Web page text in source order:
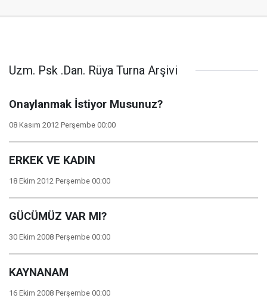
Uzm. Psk .Dan. Rüya Turna Arşivi
Onaylanmak İstiyor Musunuz?
08 Kasım 2012 Perşembe 00:00
ERKEK VE KADIN
18 Ekim 2012 Perşembe 00:00
GÜCÜMÜZ VAR MI?
30 Ekim 2008 Perşembe 00:00
KAYNANAM
16 Ekim 2008 Perşembe 00:00